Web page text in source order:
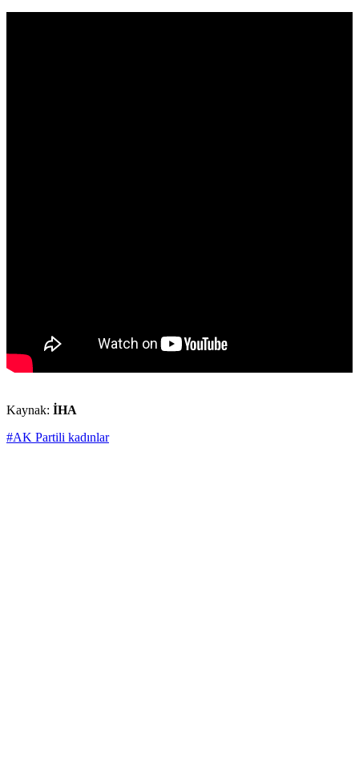
Kaynak: İHA
#AK Partili kadınlar